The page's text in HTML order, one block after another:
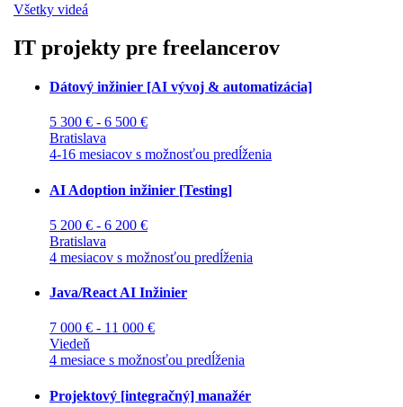
Všetky videá
IT projekty pre freelancerov
Dátový inžinier [AI vývoj & automatizácia]
5 300 € - 6 500 €
Bratislava
4-16 mesiacov s možnosťou predĺženia
AI Adoption inžinier [Testing]
5 200 € - 6 200 €
Bratislava
4 mesiacov s možnosťou predĺženia
Java/React AI Inžinier
7 000 € - 11 000 €
Viedeň
4 mesiace s možnosťou predĺženia
Projektový [integračný] manažér